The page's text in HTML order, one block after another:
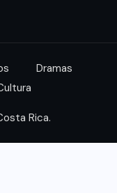
Dramas
Rica.